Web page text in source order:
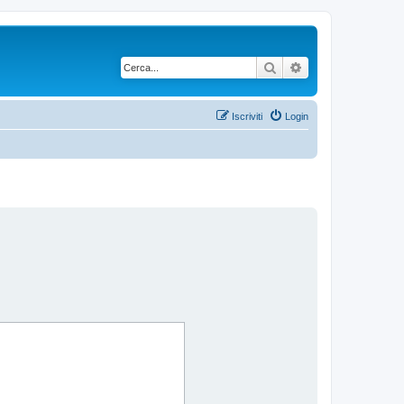
Cerca
Login
Iscriviti